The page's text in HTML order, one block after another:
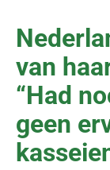
van
“Had
geen